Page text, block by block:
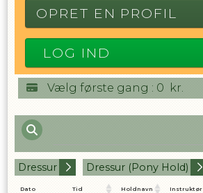
OPRET EN PROFIL
Vælg første gang : 0 kr.
Dressur Dressur (pony Hold)
Dato Tid Holdnavn Instruktør